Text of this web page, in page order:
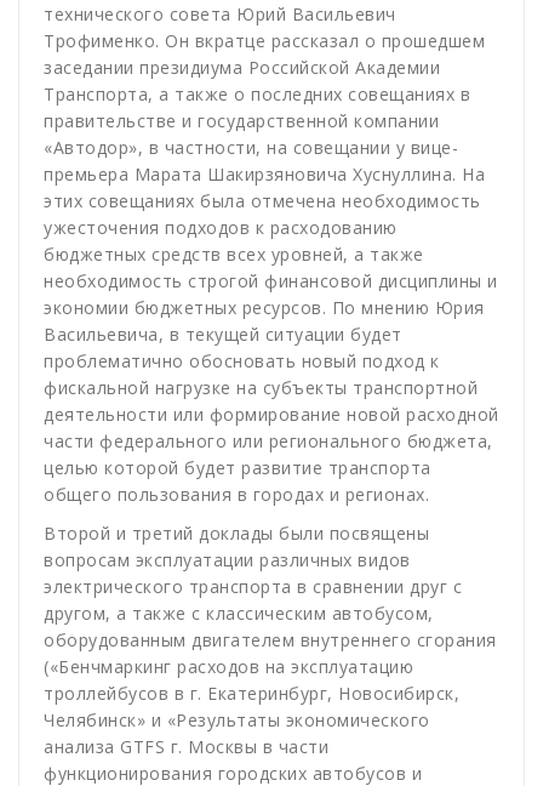
технического совета Юрий Васильевич
Трофименко. Он вкратце рассказал о прошедшем
заседании президиума Российской Академии
Транспорта, а также о последних совещаниях в
правительстве и государственной компании
«Автодор», в частности, на совещании у вице-
премьера Марата Шакирзяновича Хуснуллина. На
этих совещаниях была отмечена необходимость
ужесточения подходов к расходованию
бюджетных средств всех уровней, а также
необходимость строгой финансовой дисциплины и
экономии бюджетных ресурсов. По мнению Юрия
Васильевича, в текущей ситуации будет
проблематично обосновать новый подход к
фискальной нагрузке на субъекты транспортной
деятельности или формирование новой расходной
части федерального или регионального бюджета,
целью которой будет развитие транспорта
общего пользования в городах и регионах.
Второй и третий доклады были посвящены
вопросам эксплуатации различных видов
электрического транспорта в сравнении друг с
другом, а также с классическим автобусом,
оборудованным двигателем внутреннего сгорания
(«Бенчмаркинг расходов на эксплуатацию
троллейбусов в г. Екатеринбург, Новосибирск,
Челябинск» и «Результаты экономического
анализа GTFS г. Москвы в части
функционирования городских автобусов и